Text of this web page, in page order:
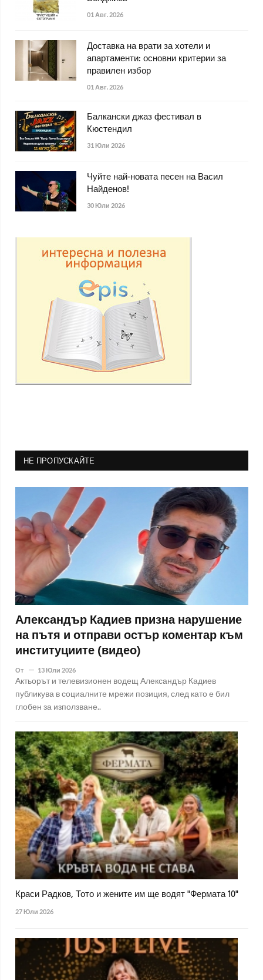
01 Авг. 2026
Доставка на врати за хотели и
апартаменти: основни критерии за
правилен избор
01 Авг. 2026
Балкански джаз фестивал в
Кюстендил
31 Юли 2026
Чуйте най-новата песен на Васил
Найденов!
30 Юли 2026
НЕ ПРОПУСКАЙТЕ
Александър Кадиев призна нарушение
на пътя и отправи остър коментар към
институциите (видео)
От 13 Юли 2026
Актьорът и телевизионен водещ Александър Кадиев
публикува в социалните мрежи позиция, след като е бил
глобен за използване..
Краси Радков, Тото и жените им ще водят "Фермата 10"
27 Юли 2026